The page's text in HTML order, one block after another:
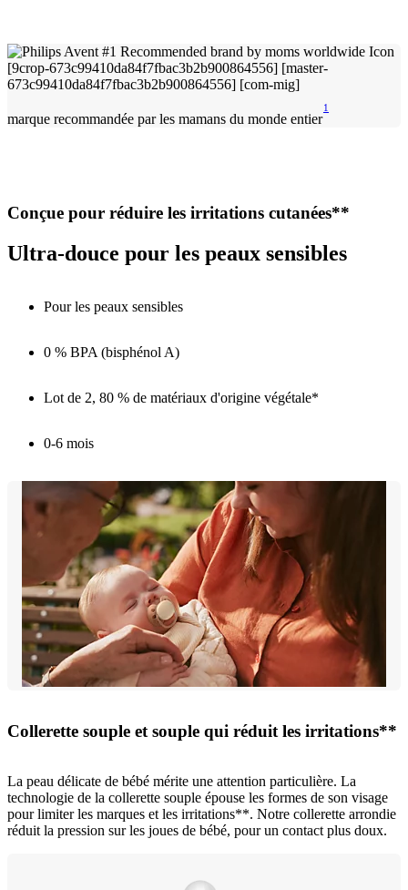
marque recommandée par les mamans du monde entier
1
Conçue pour réduire les irritations cutanées**
Ultra-douce pour les peaux sensibles
Pour les peaux sensibles
0 % BPA (bisphénol A)
Lot de 2, 80 % de matériaux d'origine végétale*
0-6 mois
Collerette souple et souple qui réduit les irritations**
La peau délicate de bébé mérite une attention particulière. La
technologie de la collerette souple épouse les formes de son visage
pour limiter les marques et les irritations**. Notre collerette arrondie
réduit la pression sur les joues de bébé, pour un contact plus doux.